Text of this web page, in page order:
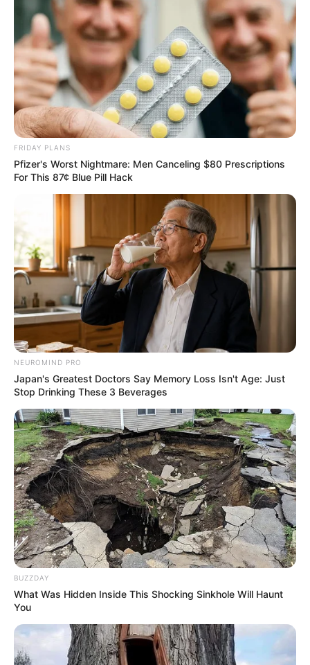
FRIDAY PLANS
Pfizer's Worst Nightmare: Men Canceling $80 Prescriptions
For This 87¢ Blue Pill Hack
NEUROMIND PRO
Japan's Greatest Doctors Say Memory Loss Isn't Age: Just
Stop Drinking These 3 Beverages
BUZZDAY
What Was Hidden Inside This Shocking Sinkhole Will Haunt
You